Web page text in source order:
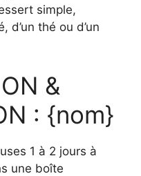
simple,
d’un thé ou d’un
&
: {nom}
1 à 2 jours à
une boîte